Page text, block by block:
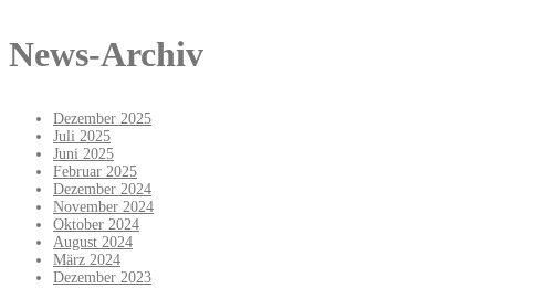
News-Archiv
Dezember 2025
Juli 2025
Juni 2025
Februar 2025
Dezember 2024
November 2024
Oktober 2024
August 2024
März 2024
Dezember 2023